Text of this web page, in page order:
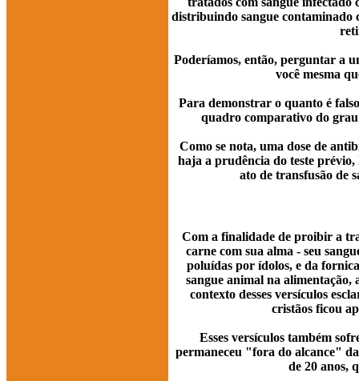
distribuindo sangue contaminado
Poderíamos, então, perguntar a
você mesma
Para demonstrar o quanto é
quadro comparativo do grau
Como se nota, uma dose de
haja a prudência do teste prévio,
ato de transfusão de
Com a finalidade de proibir a
carne com sua alma - seu
poluídas por ídolos, e da
sangue animal na alimentação,
contexto desses versículos
cristãos ficou
Esses versículos também
permaneceu "fora do alcance"
de 20 anos,